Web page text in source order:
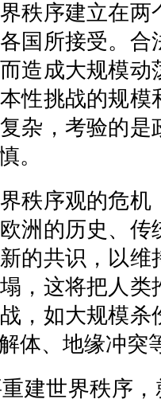
序建立在两
国所接受。
造成大规模
性挑战的规
杂，考验的
。
序观的危机
洲的历史、
的共识，以
，这将把人
，如大规模
体、地缘冲突
世界秩序，